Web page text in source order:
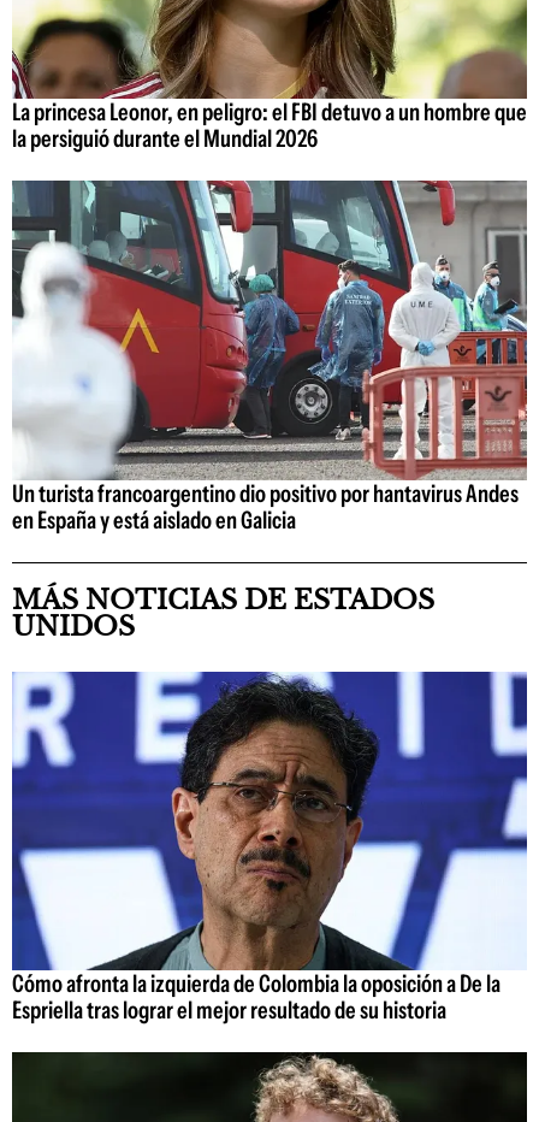
La princesa Leonor, en peligro: el FBI detuvo a un hombre que
la persiguió durante el Mundial 2026
Un turista francoargentino dio positivo por hantavirus Andes
en España y está aislado en Galicia
MÁS NOTICIAS DE ESTADOS
UNIDOS
Cómo afronta la izquierda de Colombia la oposición a De la
Espriella tras lograr el mejor resultado de su historia